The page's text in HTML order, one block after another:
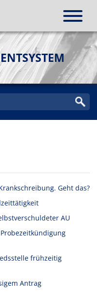
Geht das?
AU
frühzeitig
Antrag